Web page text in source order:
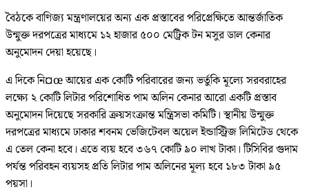
বৈঠকে বাণিজ্য মন্ত্রণালয়ের অন্য এক প্রস্তাবের পরিপ্রেক্ষিতে আন্তর্জাতিক
উন্মুক্ত দরপত্রের মাধ্যমে ১২ হাজার ৫০০ মেট্রিক টন মসুর ডাল কেনার
অনুমোদন দেয়া হয়েছে।
এ দিকে নি¤œ আয়ের এক কোটি পরিবারের জন্য ভর্তুকি মূল্যে সরবরাহের
লক্ষ্যে ২ কোটি লিটার পরিশোধিত পাম অলিন কেনার আরো একটি প্রস্তাব
অনুমোদন দিয়েছে সরকারি ক্রয়সংক্রান্ত মন্ত্রিসভা কমিটি। স্থানীয় উন্মুক্ত
দরপত্রের মাধ্যমে ঢাকার শবনম ভেজিটেবল অয়েল ইন্ডাস্ট্রিজ লিমিটেড থেকে
এ তেল কেনা হবে। এতে ব্যয় হবে ৩৬৭ কোটি ৯০ লাখ টাকা। টিসিবির গুদাম
পর্যন্ত পরিবহন ব্যয়সহ প্রতি লিটার পাম অলিনের মূল্য হবে ১৮৩ টাকা ৯৫
পয়সা।